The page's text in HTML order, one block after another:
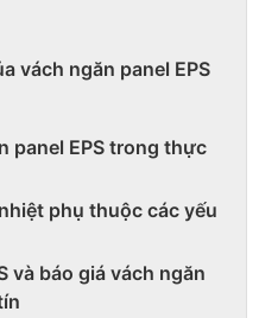
vách ngăn panel EPS
panel EPS trong thực
phụ thuộc các yếu
và báo giá vách ngăn